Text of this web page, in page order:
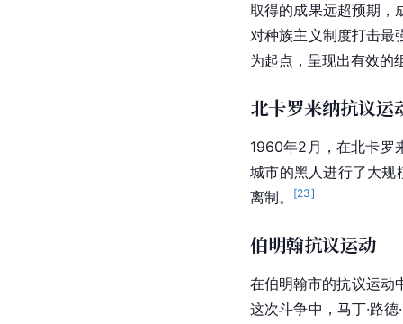
取得的成果远超预期，
对种族主义制度打击最
为起点，呈现出有效的
北卡罗来纳抗议运
1960年2月，在北卡罗
城市的黑人进行了大规
离制。
[23]
伯明翰抗议运动
在伯明翰市的抗议运动
这次斗争中，马丁·路